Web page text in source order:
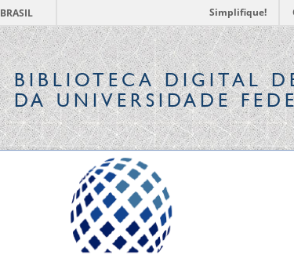
BRASIL Simplifique!
BIBLIOTECA DIGITAL
DA UNIVERSIDADE